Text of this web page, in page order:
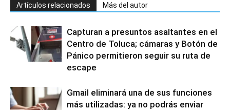
Artículos relacionados Más del autor
Capturan a presuntos asaltantes en el
Centro de Toluca; cámaras y Botón de
Pánico permitieron seguir su ruta de
escape
Gmail eliminará una de sus funciones
más utilizadas: ya no podrás enviar